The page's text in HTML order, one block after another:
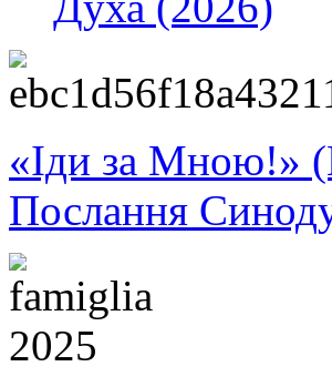
«Іди за Мною!»
Послання